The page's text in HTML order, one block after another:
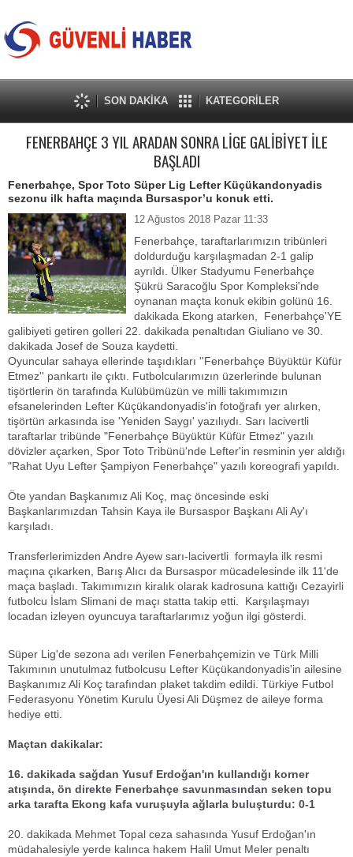
SON DAKİKA KATEGORİLER
FENERBAHÇE 3 YIL ARADAN SONRA LİGE GALİBİYET İLE
BAŞLADI
Fenerbahçe, Spor Toto Süper Lig Lefter Küçükandonyadis
sezonu ilk hafta maçında Bursaspor’u konuk etti.
12 Ağustos 2018 Pazar 11:33
Fenerbahçe, taraftarlarımızın tribünleri
doldurduğu karşılaşmadan 2-1 galip
ayrıldı. Ülker Stadyumu Fenerbahçe
Şükrü Saracoğlu Spor Kompleksi'nde
oynanan maçta konuk ekibin golünü 16.
dakikada Ekong atarken, Fenerbahçe'YE
galibiyeti getiren golleri 22. dakikada penaltıdan Giuliano ve 30.
dakikada Josef de Souza kaydetti.
Oyuncular sahaya ellerinde taşıdıkları ''Fenerbahçe Büyüktür Küfür
Etmez'' pankartı ile çıktı. Futbolcularımızın üzerlerinde bulunan
tişörtlerin ön tarafında Kulübümüzün ve milli takımımızın
efsanelerinden Lefter Küçükandonyadis'in fotoğrafı yer alırken,
tişörtün arkasında ise 'Yeniden Saygı' yazılıydı. Sarı lacivertli
taraftarlar tribünde "Fenerbahçe Büyüktür Küfür Etmez" yazılı
dövizler açarken, Spor Toto Tribünü'nde Lefter'in resminin yer aldığı
"Rahat Uyu Lefter Şampiyon Fenerbahçe" yazılı koreografi yapıldı.
Öte yandan Başkanımız Ali Koç, maç öncesinde eski
Başkanlarımızdan Tahsin Kaya ile Bursaspor Başkanı Ali Ay'ı
karşıladı.
Transferlerimizden Andre Ayew sarı-lacivertli formayla ilk resmi
maçına çıkarken, Barış Alıcı da Bursaspor mücadelesinde ilk 11'de
maça başladı. Takımımızın kiralık olarak kadrosuna kattığı Cezayirli
futbolcu İslam Slimani de maçı statta takip etti. Karşılaşmayı
locadan izleyen oyuncuya taraftarlarımız yoğun ilgi gösterdi.
Süper Lig'de sezona adı verilen Fenerbahçemizin ve Türk Milli
Takımının unutulmaz futbolcusu Lefter Küçükandonyadis'in ailesine
Başkanımız Ali Koç tarafından plaket takdim edildi. Türkiye Futbol
Federasyonu Yönetim Kurulu Üyesi Ali Düşmez de aileye forma
hediye etti.
Maçtan dakikalar:
16. dakikada sağdan Yusuf Erdoğan'ın kullandığı korner
atışında, ön direkte Fenerbahçe savunmasından seken topu
arka tarafta Ekong kafa vuruşuyla ağlarla buluşturdu: 0-1
20. dakikada Mehmet Topal ceza sahasında Yusuf Erdoğan'ın
müdahalesiyle yerde kalınca hakem Halil Umut Meler penaltı